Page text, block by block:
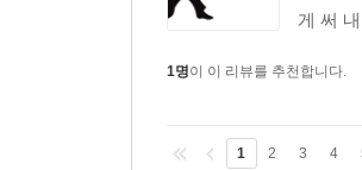
게 써
1명이 이 리뷰를 추천합니다.
1 2 3 4